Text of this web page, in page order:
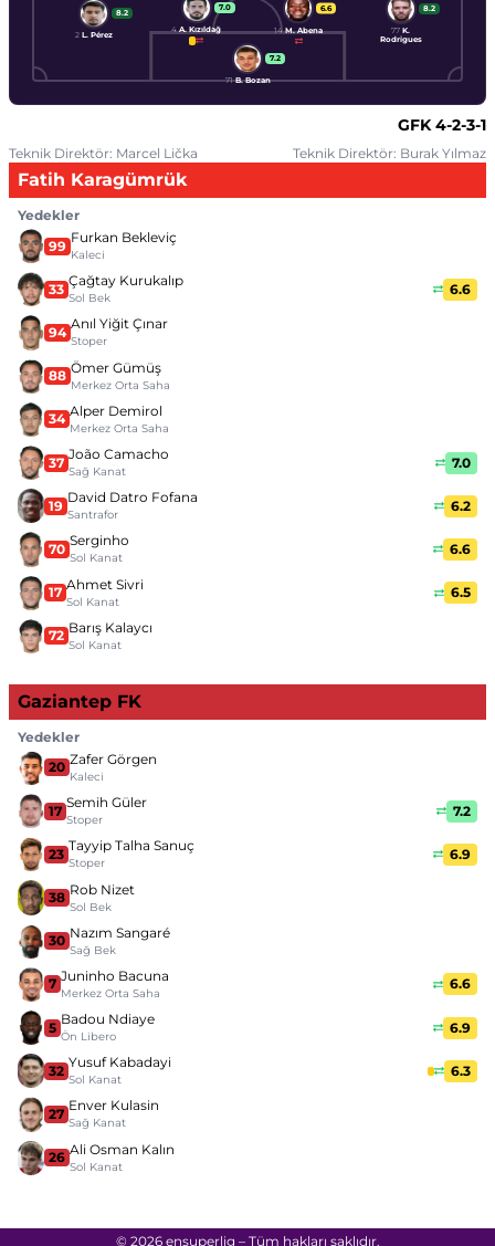
7.2
71 B. Bozan
8.2
2 L. Pérez
7.0
4 A. Kızıldağ
6.6
14 M. Abena
8.2
77 K.
Rodrigues
GFK 4-2-3-1
Teknik Direktör: Marcel Lička Teknik Direktör: Burak Yılmaz
Fatih Karagümrük
Yedekler
99 Furkan Bekleviç
Kaleci
33 Çağtay Kurukalıp
Sol Bek
6.6
94 Anıl Yiğit Çınar
Stoper
88 Ömer Gümüş
Merkez Orta Saha
34 Alper Demirol
Merkez Orta Saha
37 João Camacho
Sağ Kanat
7.0
19 David Datro Fofana
Santrafor
6.2
70 Serginho
Sol Kanat
6.6
17 Ahmet Sivri
Sol Kanat
6.5
72 Barış Kalaycı
Sol Kanat
Gaziantep FK
Yedekler
20 Zafer Görgen
Kaleci
17 Semih Güler
Stoper
7.2
23 Tayyip Talha Sanuç
Stoper
6.9
38 Rob Nizet
Sol Bek
30 Nazım Sangaré
Sağ Bek
7 Juninho Bacuna
Merkez Orta Saha
6.6
5 Badou Ndiaye
Ön Libero
6.9
32 Yusuf Kabadayi
Sol Kanat
6.3
27 Enver Kulasin
Sağ Kanat
26 Ali Osman Kalın
Sol Kanat
© 2026 ensuperlig – Tüm hakları saklıdır.